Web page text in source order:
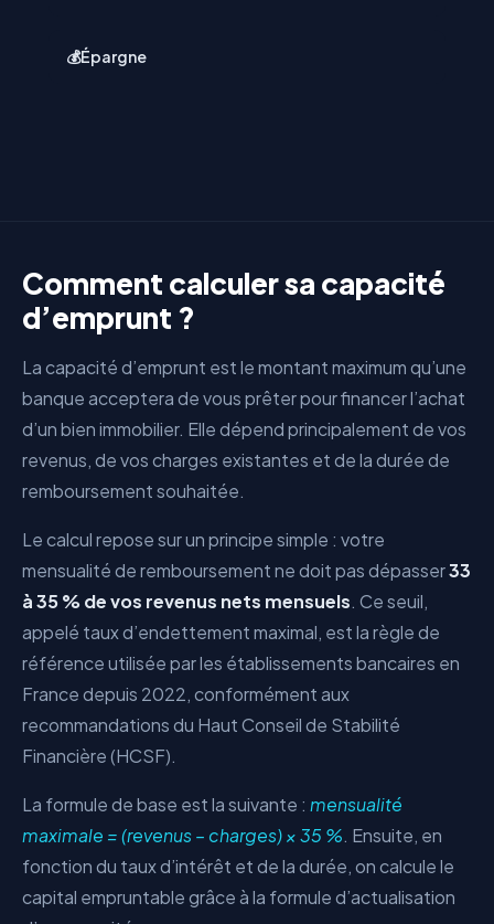
💰Épargne
Comment calculer sa capacité
d’emprunt ?
La capacité d’emprunt est le montant maximum qu’une
banque acceptera de vous prêter pour financer l’achat
d’un bien immobilier. Elle dépend principalement de vos
revenus, de vos charges existantes et de la durée de
remboursement souhaitée.
Le calcul repose sur un principe simple : votre
mensualité de remboursement ne doit pas dépasser33
à 35 % de vos revenus nets mensuels. Ce seuil,
appelé taux d’endettement maximal, est la règle de
référence utilisée par les établissements bancaires en
France depuis 2022, conformément aux
recommandations du Haut Conseil de Stabilité
Financière (HCSF).
La formule de base est la suivante : mensualité
maximale = (revenus – charges) × 35 %. Ensuite, en
fonction du taux d’intérêt et de la durée, on calcule le
capital empruntable grâce à la formule d’actualisation